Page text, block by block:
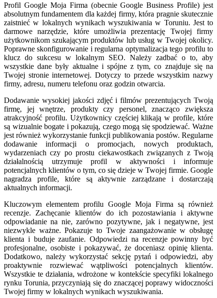
Profil Google Moja Firma (obecnie Google Business Profile) jest
absolutnym fundamentem dla każdej firmy, która pragnie skutecznie
zaistnieć w lokalnych wynikach wyszukiwania w Toruniu. Jest to
darmowe narzędzie, które umożliwia prezentację Twojej firmy
użytkownikom szukającym produktów lub usług w Twojej okolicy.
Poprawne skonfigurowanie i regularna optymalizacja tego profilu to
klucz do sukcesu w lokalnym SEO. Należy zadbać o to, aby
wszystkie dane były aktualne i spójne z tym, co znajduje się na
Twojej stronie internetowej. Dotyczy to przede wszystkim nazwy
firmy, adresu, numeru telefonu oraz godzin otwarcia.
Dodawanie wysokiej jakości zdjęć i filmów prezentujących Twoją
firmę, jej wnętrze, produkty czy personel, znacząco zwiększa
atrakcyjność profilu. Użytkownicy częściej klikają w profile, które
są wizualnie bogate i pokazują, czego mogą się spodziewać. Ważne
jest również wykorzystanie funkcji publikowania postów. Regularne
dodawanie informacji o promocjach, nowych produktach,
wydarzeniach czy po prostu ciekawostkach związanych z Twoją
działalnością utrzymuje profil w aktywności i informuje
potencjalnych klientów o tym, co się dzieje w Twojej firmie. Google
nagradza profile, które są aktywnie zarządzane i dostarczają
aktualnych informacji.
Kluczowym elementem profilu Google Moja Firma są również
recenzje. Zachęcanie klientów do ich pozostawiania i aktywne
odpowiadanie na nie, zarówno pozytywne, jak i negatywne, jest
niezwykle ważne. Pokazuje to Twoje zaangażowanie w obsługę
klienta i buduje zaufanie. Odpowiedzi na recenzje powinny być
profesjonalne, osobiste i pokazywać, że doceniasz opinię klienta.
Dodatkowo, należy wykorzystać sekcję pytań i odpowiedzi, aby
proaktywnie rozwiewać wątpliwości potencjalnych klientów.
Wszystkie te działania, wdrożone w kontekście specyfiki lokalnego
rynku Torunia, przyczyniają się do znaczącej poprawy widoczności
Twojej firmy w lokalnych wynikach wyszukiwania.